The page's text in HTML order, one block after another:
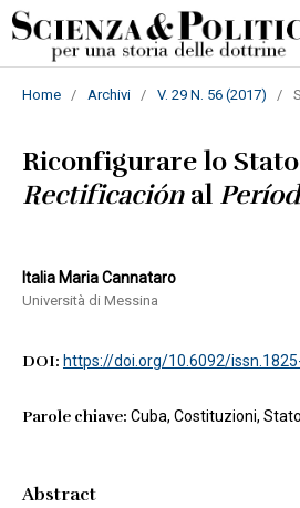
Home / Archivi / V. 29 N. 56 (2017) /
Riconfigurare lo
Rectificaciónal
Italia Maria Cannataro
Università di Messina
DOI: https://doi.org/10.6092/
Parole chiave: Cuba, Costituzioni,
Abstract